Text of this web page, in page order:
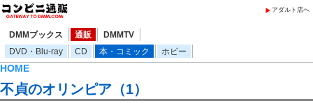
アダルト店へ
DMMブックス 通販
DMMTV
DVD・Blu-ray
CD 本・コミック ホビー
HOME
不貞のオリンピア（1）